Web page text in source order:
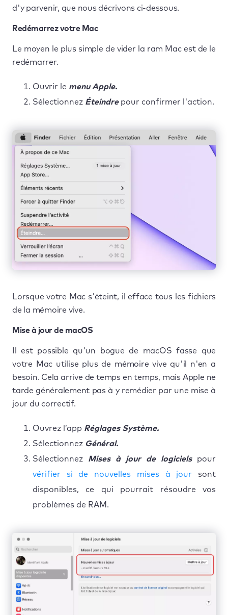
d'y parvenir, que nous décrivons ci-dessous.
Redémarrez votre Mac
Le moyen le plus simple de vider la ram Mac est de le
redémarrer.
Ouvrir le menu Apple.
Sélectionnez Éteindrepour confirmer l'action.
Lorsque votre Mac s'éteint, il efface tous les fichiers
de la mémoire vive.
Mise à jour de macOS
Il est possible qu'un bogue de macOS fasse que
votre Mac utilise plus de mémoire vive qu'il n'en a
besoin. Cela arrive de temps en temps, mais Apple ne
tarde généralement pas à y remédier par une mise à
jour du correctif.
Ouvrez l’app Réglages Système.
Sélectionnez Général.
Sélectionnez Mises à jour de logicielspour
vérifier si de nouvelles mises à jour sont
disponibles, ce qui pourrait résoudre vos
problèmes de RAM.